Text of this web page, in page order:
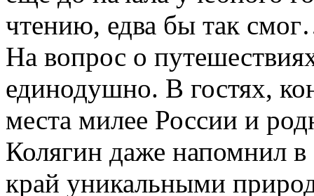
чтению, едва бы так
На вопрос о
единодушно. В гостях,
места милее России и
Колягин даже напомнил в
край уникальными